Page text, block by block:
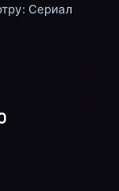
Сериал